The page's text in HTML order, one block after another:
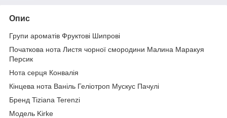
Опис
Групи ароматів Фруктові Шипрові
Початкова нота Листя чорної смородини Малина Маракуя
Персик
Нота серця Конвалія
Кінцева нота Ваніль Геліотроп Мускус Пачулі
Бренд Tiziana Terenzi
Модель Kirke